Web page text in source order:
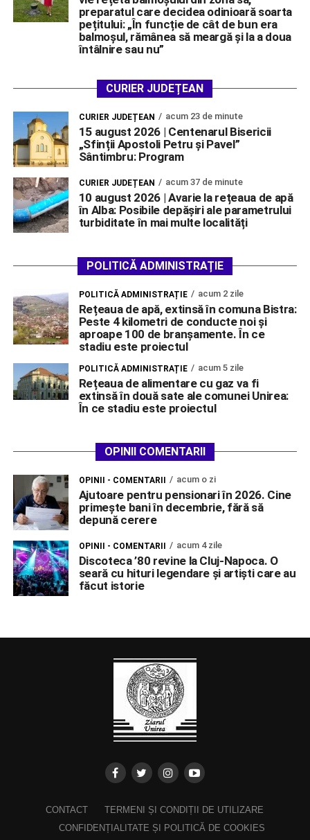
preparatul care decidea odinioară soarta
pețitului: „În funcție de cât de bun era
balmoșul, rămânea să meargă și la a doua
întâlnire sau nu”
CURIER JUDEȚEAN
CURIER JUDEȚEAN acum 23 de minute
15 august 2026 | Centenarul Bisericii
„Sfinții Apostoli Petru și Pavel”
Sântimbru: Program
CURIER JUDEȚEAN acum 37 de minute
10 august 2026 | Avarie la rețeaua de apă
în Alba: Posibile depășiri ale parametrului
turbiditate în mai multe localități
POLITICĂ ADMINISTRAȚIE
POLITICĂ ADMINISTRAȚIE acum 2 zile
Rețeaua de apă, extinsă în comuna Bistra:
Peste 4 kilometri de conducte noi și
aproape 100 de branșamente. În ce
stadiu este proiectul
POLITICĂ ADMINISTRAȚIE acum 5 zile
Rețeaua de alimentare cu gaz va fi
extinsă în două sate ale comunei Unirea:
În ce stadiu este proiectul
OPINII COMENTARII
OPINII - COMENTARII acum o zi
Ajutoare pentru pensionari în 2026. Cine
primește bani în decembrie, fără să
depună cerere
OPINII - COMENTARII acum 4 zile
Discoteca ’80 revine la Cluj-Napoca. O
seară cu hituri legendare și artiști care au
făcut istorie
CONTACT
TERMENI ȘI CONDIȚII DE UTILIZARE
CONFIDENȚIALITATE ȘI POLITICĂ DE COOKIES